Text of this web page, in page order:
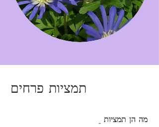
תמציות פרחים
? מה הן תמציות